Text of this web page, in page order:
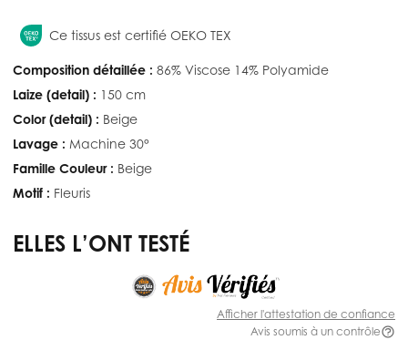
Ce tissus est certifié OEKO TEX
Composition détaillée : 86% Viscose 14% Polyamide
Laize (detail) : 150 cm
Color (detail) : Beige
Lavage : Machine 30°
Famille Couleur : Beige
Motif : Fleuris
ELLES L’ONT TESTÉ
Afficher l'attestation de confiance
Avis soumis à un contrôle